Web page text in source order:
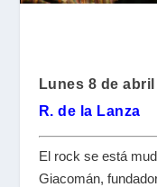
Lunes 8 de
R. de la Lanza
El rock se está
Giacomán,